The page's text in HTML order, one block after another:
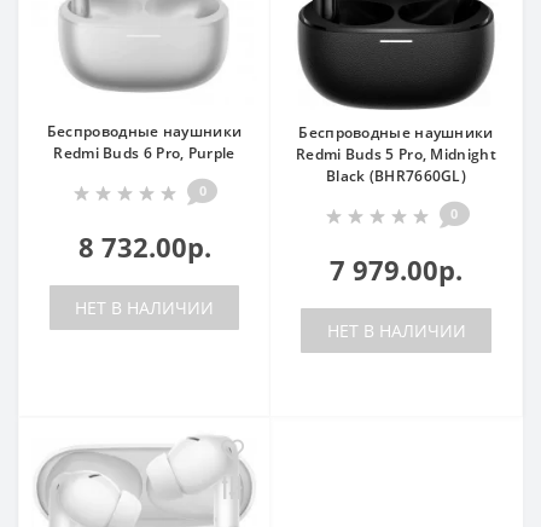
Беспроводные наушники
Redmi Buds 6 Pro, Purple
0
8 732.00р.
НЕТ В НАЛИЧИИ
Беспроводные наушники
Redmi Buds 5 Pro, Midnight
Black (BHR7660GL)
0
7 979.00р.
НЕТ В НАЛИЧИИ